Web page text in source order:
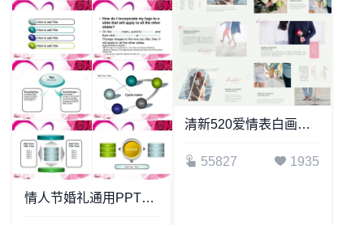
情人节婚礼通用PPT模板
清新520爱情表白画册浪漫情人节婚礼PPT模板
55827 1935